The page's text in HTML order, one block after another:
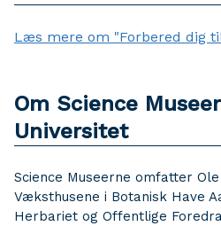
Læs mere om "Forbered dig
Om Science
Universitet
Science Museerne omfatter
Væksthusene i Botanisk Have
Herbariet og Offentlige